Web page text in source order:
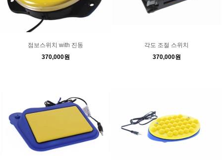
점보스위치 with 진동
370,000원
각도 조절 스위치
370,000원